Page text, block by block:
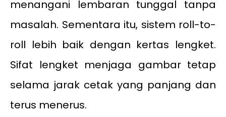
menangani lembaran tunggal tanpa
masalah. Sementara itu, sistem roll-to-
roll lebih baik dengan kertas lengket.
Sifat lengket menjaga gambar tetap
selama jarak cetak yang panjang dan
terus menerus.